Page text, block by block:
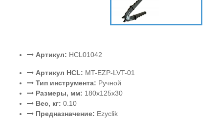
Артикул: HCL01042
Артикул HCL: MT-EZP-LVT-01
Тип инструмента: Ручной
Размеры, мм: 180x125x30
Вес, кг: 0.10
Предназначение: Ezyclik